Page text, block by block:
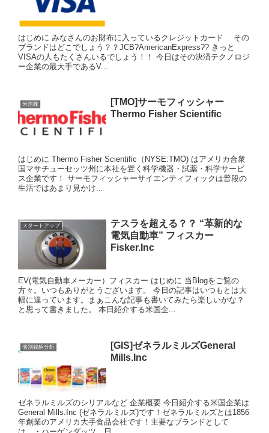
はじめに みなさんのお財布に入っているクレジットカード その
ブランドはどこでしょう？？JCB?AmericanExpress?? きっと
VISAの人もたくさんいるでしょう！！ 今日はその決済テクノロジ
ー企業の最大手であるV...
米国株
[TMO]サーモフィッシャー
Thermo Fisher Scientific
はじめに Thermo Fisher Scientific（NYSE:TMO) はアメリカ合衆
国マサチューセッツ州に本社を置く科学機器・試薬・科学サービ
ス企業です！ サーモフィッシャーサイエンティフィックは普段の
生活ではあまり見かけ...
スタートアップ
テスラを超える？？ “革新的な
電気自動車” フィスカー
Fisker.Inc
EV(電気自動車メーカー）フィスカー はじめに 当Blogをご覧の
方々。いつもありがとうございます。 今日の記事はいつもとは大
幅に違っています。まぁこんな記事も書いてみたら楽しいかな？
と思って書きました。 本日紹介する米国企...
個別銘柄分析
[GIS]ゼネラルミルズGeneral
Mills.Inc
ゼネラルミルズのシリアルなど 企業概要 今日紹介する米国企業は
General Mills.Inc (ゼネラルミルズ)です！ゼネラルミルズとは1856
年創業のアメリカ大手食品会社です！主要なブランドとして
は、・ハーゲンダッツ 日...